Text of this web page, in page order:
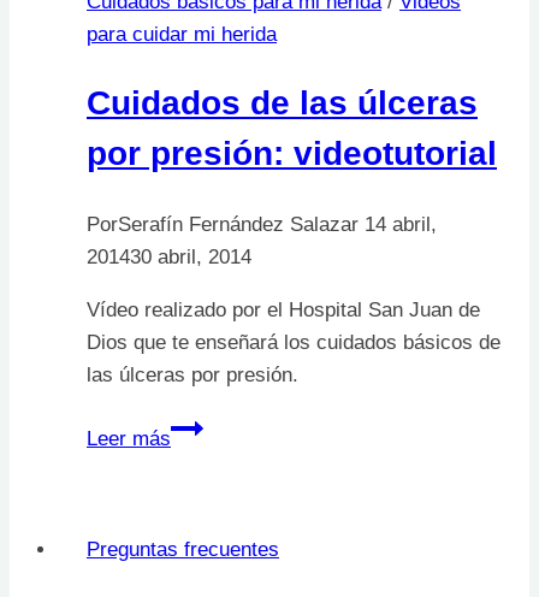
para cuidar mi herida
Cuidados de las úlceras
por presión: videotutorial
PorSerafín Fernández Salazar 14 abril,
201430 abril, 2014
Vídeo realizado por el Hospital San Juan de
Dios que te enseñará los cuidados básicos de
las úlceras por presión.
Leer más
Cuidados
por
Preguntas frecuentes